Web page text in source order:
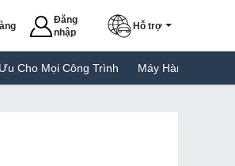
Đăng
nhập
Hỗ trợ
Trình Máy Hàn Túi Yamafuji Lựa Chọn